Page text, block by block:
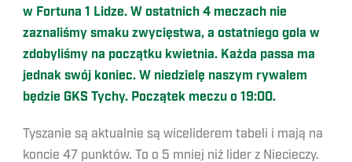
w Fortuna 1 Lidze. W ostatnich 4 meczach nie
zaznaliśmy smaku zwycięstwa, a ostatniego gola w
zdobyliśmy na początku kwietnia. Każda passa ma
jednak swój koniec. W niedzielę naszym rywalem
będzie GKS Tychy. Początek meczu o 19:00.
Tyszanie są aktualnie są wiceliderem tabeli i mają na
koncie 47 punktów. To o 5 mniej niż lider z Niecieczy.